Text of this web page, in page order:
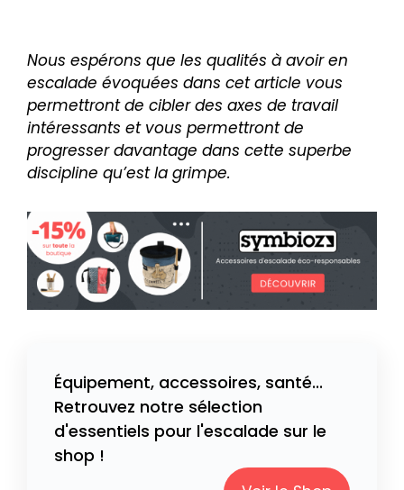
Nous espérons que les qualités à avoir en
escalade évoquées dans cet article vous
permettront de cibler des axes de travail
intéressants et vous permettront de
progresser davantage dans cette superbe
discipline qu’est la grimpe.
Équipement, accessoires, santé...
Retrouvez notre sélection
d'essentiels pour l'escalade sur le
shop !